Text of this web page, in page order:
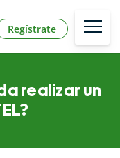
Regístrate
realizar un